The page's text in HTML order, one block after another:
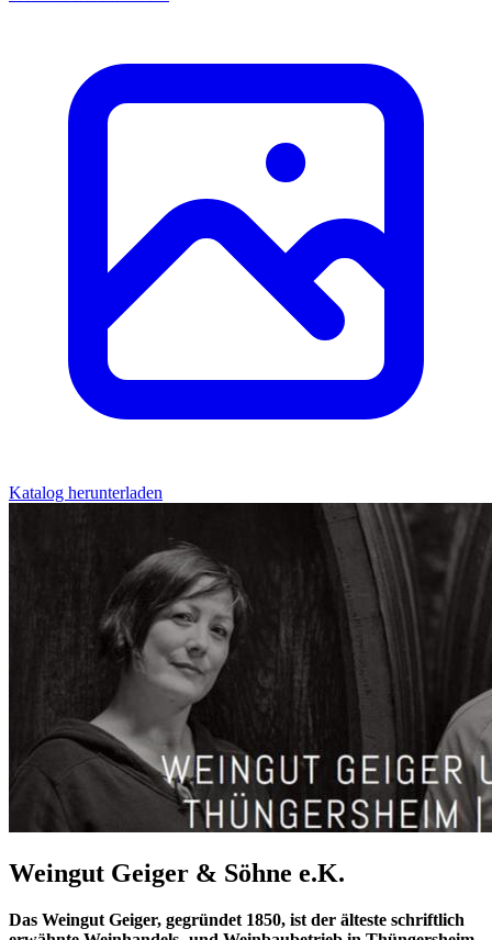
Katalog herunterladen
Weingut Geiger & Söhne e.K.
Das Weingut Geiger, gegründet 1850, ist der älteste schriftlich